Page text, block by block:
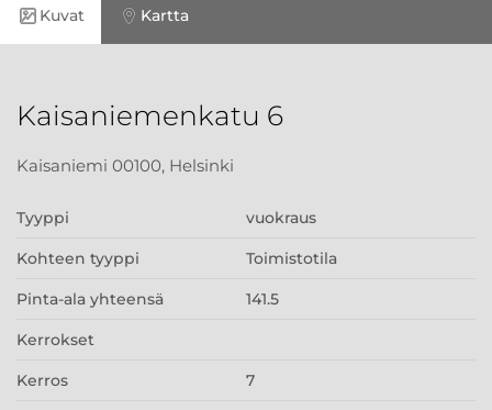
Kuvat Kartta
Kaisaniemenkatu 6
Kaisaniemi 00100, Helsinki
Tyyppi vuokraus
Kohteen tyyppi Toimistotila
Pinta-ala yhteensä 141.5
Kerrokset
Kerros 7